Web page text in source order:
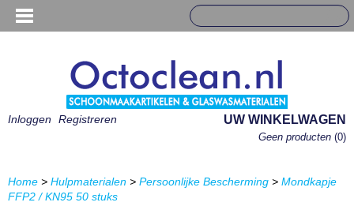
Inloggen Registreren UW WINKELWAGEN
Geen producten (0)
Home > Hulpmaterialen > Persoonlijke Bescherming > Mondkapje
FFP2 / KN95 50 stuks